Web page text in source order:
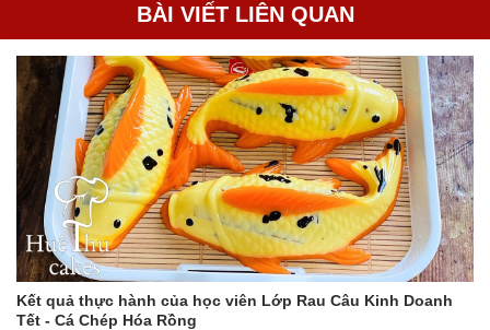
BÀI VIẾT LIÊN QUAN
Kết quả thực hành của học viên Lớp Rau Câu Kinh Doanh
Tết - Cá Chép Hóa Rồng